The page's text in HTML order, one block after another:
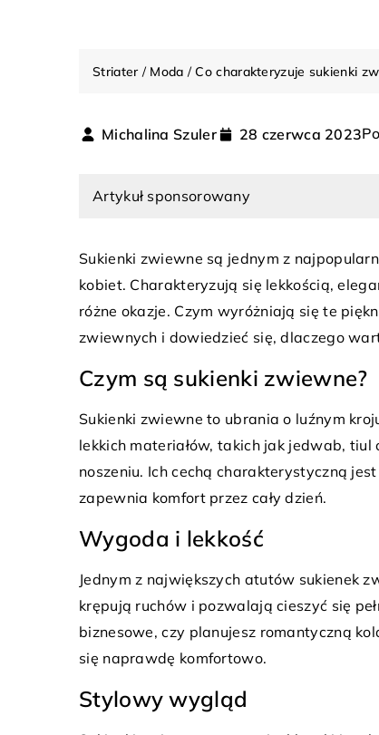
Striater/ Moda /Co charakteryzuje sukienki
Michalina Szuler 28 czerwca 2023
Artykuł sponsorowany
Sukienki zwiewne są jednym z
kobiet. Charakteryzują się lekkością,
różne okazje. Czym wyróżniają się te
zwiewnych i dowiedzieć się, dlaczego
Czym są sukienki zwiewne?
Sukienki zwiewne to ubrania o luźnym
lekkich materiałów, takich jak jedwab,
noszeniu. Ich cechą charakterystyczną
zapewnia komfort przez cały dzień.
Wygoda i lekkość
Jednym z największych atutów sukienek
krępują ruchów i pozwalają cieszyć się
biznesowe, czy planujesz romantyczną
się naprawdę komfortowo.
Stylowy wygląd
INNE
14 grudnia 2023
Czy Atlantis podwodna ekspedycja to
ekspedycja zaskakuje unikalnymi
zagadkami w świecie escape roomów.
Odkryj sekrety morskich głębin i poczuj
dreszczyk emocji!